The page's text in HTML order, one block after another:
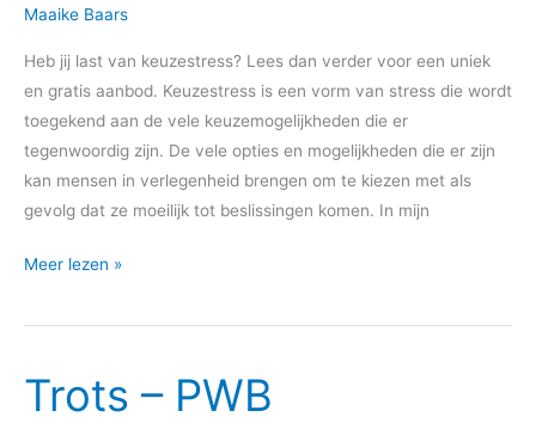
Maaike Baars
Heb jij last van keuzestress? Lees dan verder voor een uniek
en gratis aanbod. Keuzestress is een vorm van stress die wordt
toegekend aan de vele keuzemogelijkheden die er
tegenwoordig zijn. De vele opties en mogelijkheden die er zijn
kan mensen in verlegenheid brengen om te kiezen met als
gevolg dat ze moeilijk tot beslissingen komen. In mijn
aanbod!
Meer lezen »
Trots – PWB
Trots